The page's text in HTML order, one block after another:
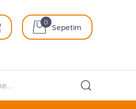
Sepetim
0